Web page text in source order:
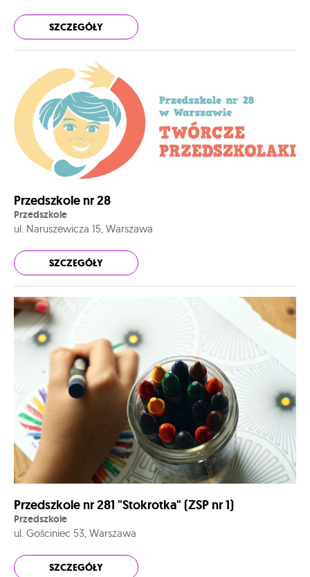
SZCZEGÓŁY
Przedszkole nr 28
Przedszkole
ul. Naruszewicza 15, Warszawa
SZCZEGÓŁY
Przedszkole nr 281 "Stokrotka" (ZSP nr 1)
Przedszkole
ul. Gościniec 53, Warszawa
SZCZEGÓŁY